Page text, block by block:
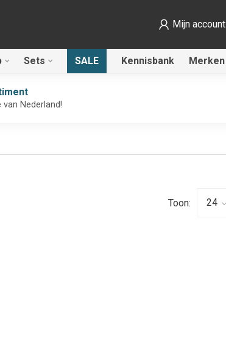
Mijn account
Sets SALE Kennisbank Merken
Nederland!
Toon: